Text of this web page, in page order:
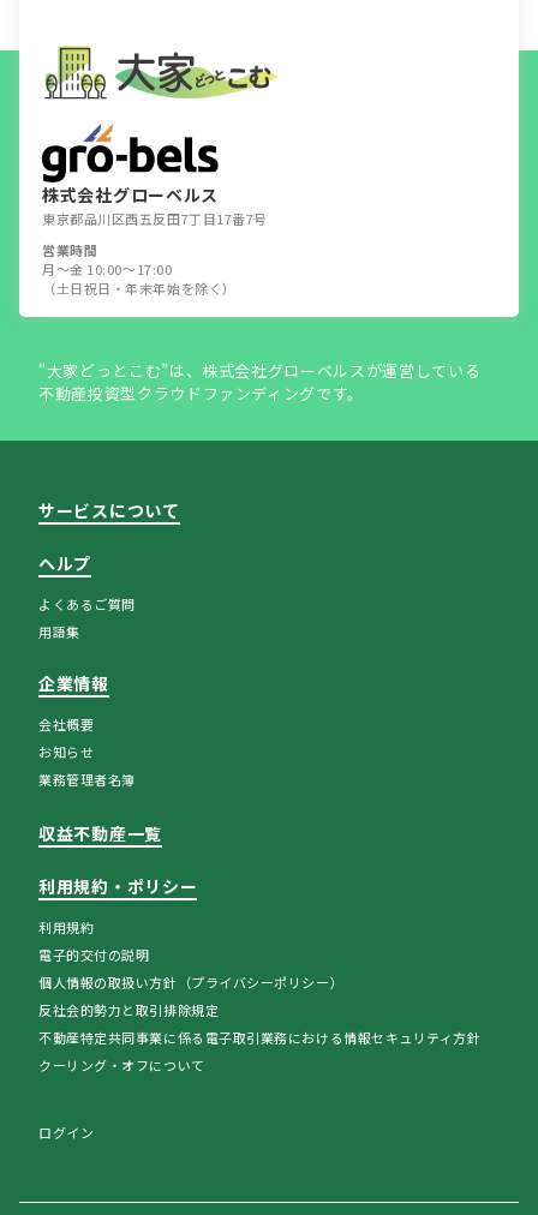
株式会社グローベルス
東京都品川区西五反田7丁目17番7号
営業時間
月～金 10:00～17:00
（土日祝日・年末年始を除く）
"大家どっとこむ”は、株式会社グローベルスが運営している
不動産投資型クラウドファンディングです。
サービスについて
ヘルプ
よくあるご質問
用語集
企業情報
会社概要
お知らせ
業務管理者名簿
収益不動産一覧
利用規約・ポリシー
利用規約
電子的交付の説明
個人情報の取扱い方針（プライバシーポリシー）
反社会的勢力と取引排除規定
不動産特定共同事業に係る電子取引業務における情報セキュリティ方針
クーリング・オフについて
ログイン